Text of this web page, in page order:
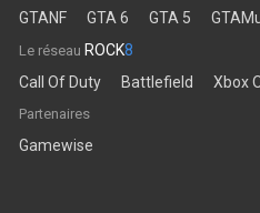
GTANF GTA 6 GTA 5
Le réseau ROCK8
Call Of Duty
Battlefield Xbox
Partenaires
Gamewise